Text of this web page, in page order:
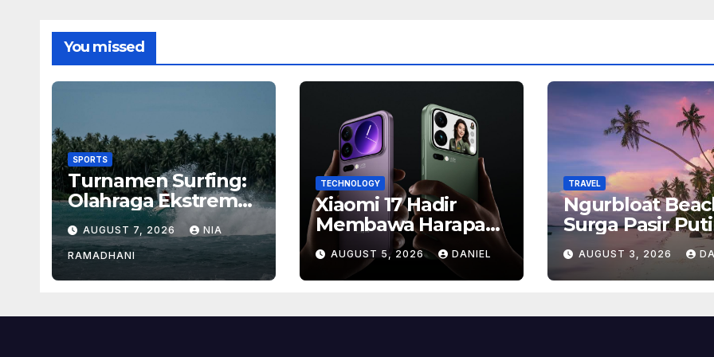
You missed
SPORTS
Turnamen Surfing:
Olahraga Ekstrem
dengan Hadiah
Besar
AUGUST 7, 2026 NIA
RAMADHANI
TECHNOLOGY
Xiaomi 17 Hadir
Membawa Harapan
Baru, Inilah Alasan
Banyak Orang
Menantikan Ponsel
AUGUST 5, 2026 DANIEL
TRAVEL
Ngurbloat
Surga Pasir
yang
Ketenangan
Pesona Alam
AUGUST 3, 2026